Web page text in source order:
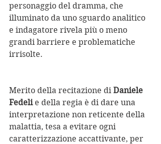
personaggio del dramma, che
illuminato da uno sguardo analitico
e indagatore rivela più o meno
grandi barriere e problematiche
irrisolte.
Merito della recitazione di Daniele
Fedeli e della regia è di dare una
interpretazione non reticente della
malattia, tesa a evitare ogni
caratterizzazione accattivante, per